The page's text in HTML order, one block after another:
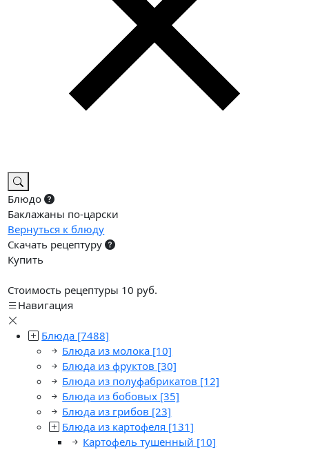
Блюдо
Баклажаны по-царски
Вернуться к блюду
Скачать рецептуру
Купить
Стоимость рецептуры 10 руб.
Навигация
Блюда [7488]
Блюда из молока [10]
Блюда из фруктов [30]
Блюда из полуфабрикатов [12]
Блюда из бобовых [35]
Блюда из грибов [23]
Блюда из картофеля [131]
Картофель тушенный [10]